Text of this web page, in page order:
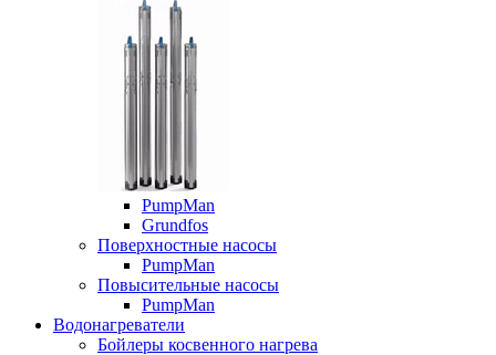
PumpMan
Grundfos
Поверхностные насосы
PumpMan
Повысительные насосы
PumpMan
Водонагреватели
Бойлеры косвенного нагрева